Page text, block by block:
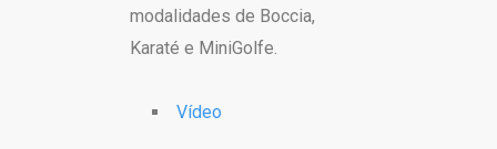
modalidades de Boccia,
Karaté e MiniGolfe.
Vídeo